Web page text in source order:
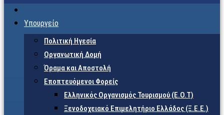
Υπουργείο
Πολιτική Ηγεσία
Οργανωτική Δομή
Όραμα και Αποστολή
Εποπτευόμενοι Φορείς
Eλληνικός Οργανισμός Τουρισμού (Ε.Ο.Τ)
Ξενοδοχειακό Επιμελητήριο Ελλάδος (Ξ.Ε.Ε.)